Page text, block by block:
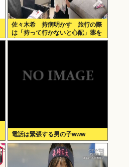
佐々木希 持病明かす 旅行の際
は「持って行かないと心配」薬を
常備
電話は緊張する男の子www